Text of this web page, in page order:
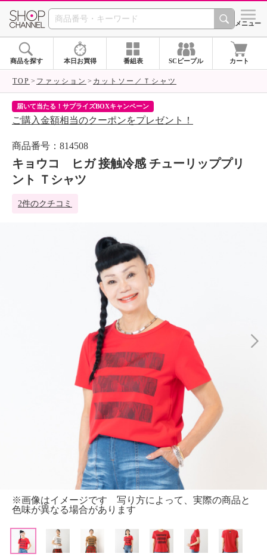
SHOP CHANNEL シメニュー
商品を探す 本日お買得 番組表 SCピープル カート
TOP ファッション カットソー／Ｔシャツ
届いて当たる！サプライズBOXキャンペーン
ご購入金額相当のクーポンをプレゼント！
商品番号：814508
キョウコ ヒガ 接触冷感 チューリッププリ
ント Ｔシャツ
2件のクチコミ
※画像はイメージです 写り方によって、実際の商品と
色味が異なる場合があります